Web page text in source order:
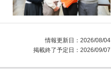
情報更新日：2026/08/04
掲載終了予定日：2026/09/07